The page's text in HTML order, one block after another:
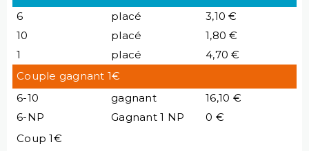
6
placé
3,10 €
10
placé
1,80 €
1
placé
4,70 €
Couple gagnant 1€
6-10
gagnant
16,10 €
6-NP
Gagnant 1 NP
0 €
Coup 1€